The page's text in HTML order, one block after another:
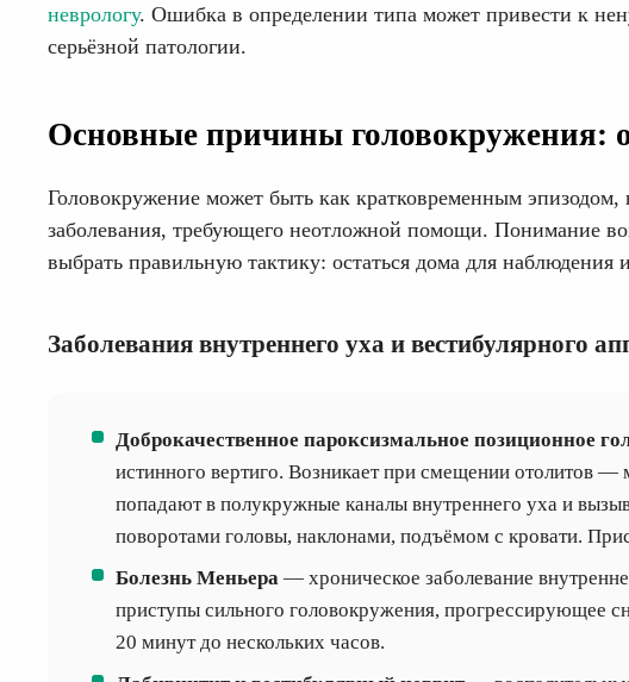
неврологу. Ошибка в определении типа может привести к
серьёзной патологии.
Основные причины головокружения:
Головокружение может быть как кратковременным
заболевания, требующего неотложной помощи. Понимание
выбрать правильную тактику: остаться дома для наблюдения
Заболевания внутреннего уха и вестибулярного
Доброкачественное пароксизмальное позиционное
истинного вертиго. Возникает при смещении отолитов —
попадают в полукружные каналы внутреннего уха и
поворотами головы, наклонами, подъёмом с кровати.
Болезнь Меньера— хроническое заболевание
приступы сильного головокружения, прогрессирующее
20 минут до нескольких часов.